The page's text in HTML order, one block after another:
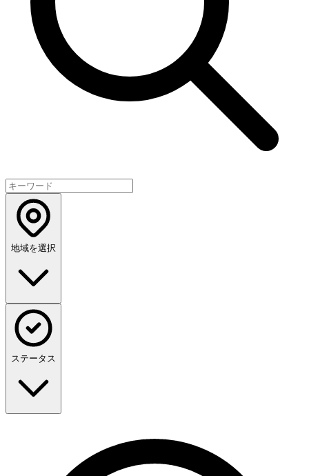
地域を選択
ステータス